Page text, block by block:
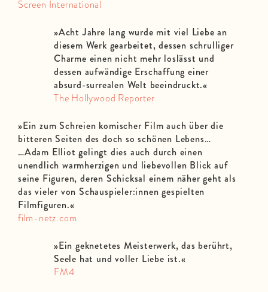
Screen International
»Acht Jahre lang wurde mit viel Liebe an
diesem Werk gearbeitet, dessen schrulliger
Charme einen nicht mehr loslässt und
dessen aufwändige Erschaffung einer
absurd-surrealen Welt beeindruckt.«
The Hollywood Reporter
»Ein zum Schreien komischer Film auch über die
bitteren Seiten des doch so schönen Lebens…
…Adam Elliot gelingt dies auch durch einen
unendlich warmherzigen und liebevollen Blick auf
seine Figuren, deren Schicksal einem näher geht als
das vieler von Schauspieler:innen gespielten
Filmfiguren.«
film-netz.com
»Ein geknetetes Meisterwerk, das berührt,
Seele hat und voller Liebe ist.«
FM4